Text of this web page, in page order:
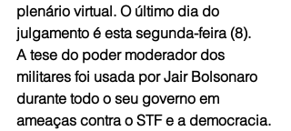
plenário virtual. O último dia do
julgamento é esta segunda-feira (8).
A tese do poder moderador dos
militares foi usada por Jair Bolsonaro
durante todo o seu governo em
ameaças contra o STF e a democracia.